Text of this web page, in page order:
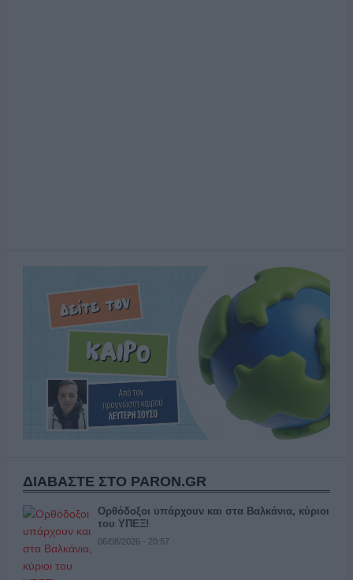
ΔΙΑΒΑΣΤΕ ΣΤΟ PARON.GR
Ορθόδοξοι υπάρχουν και στα Βαλκάνια, κύριοι
του ΥΠΕΞ!
06/08/2026 - 20:57